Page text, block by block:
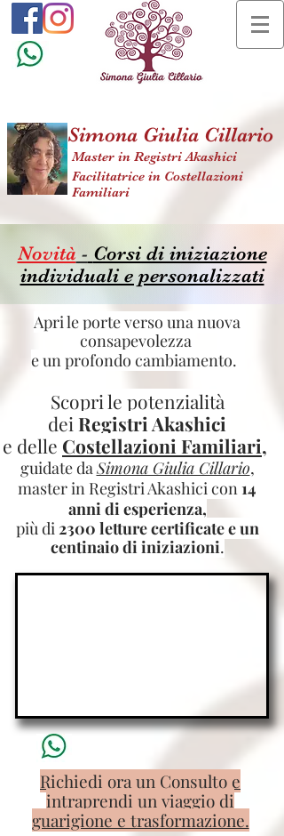
Simona Giulia Cillario
Master in Registri Akashici
Facilitatrice in Costellazioni
Familiari
Novità - Corsi di iniziazione
individuali e personalizzati
Apri le porte verso una nuova
consapevolezza
e un profondo cambiamento.
Scopri le potenzialità
dei Registri Akashici
e delle Costellazioni Familiari,
guidate daSimona Giulia Cillario,
master in Registri Akashici con14
anni di esperienza,
più di2300 letture certificate e un
centinaio di iniziazioni.
Richiedi ora un Consulto e
intraprendi un viaggio di
guarigione e trasformazione.